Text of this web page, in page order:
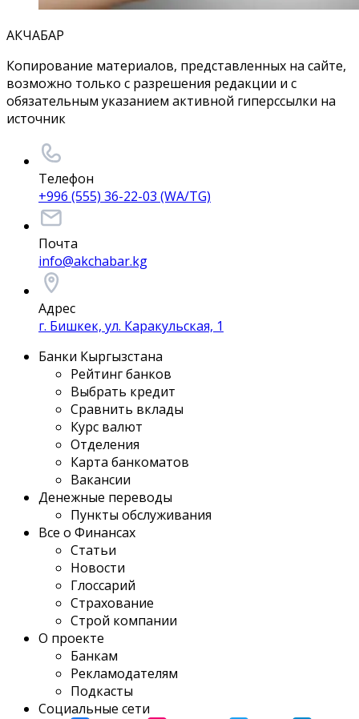
АКЧАБАР
Копирование материалов, представленных на сайте,
возможно только с разрешения редакции и с
обязательным указанием активной гиперссылки на
источник
Телефон
+996 (555) 36-22-03 (WA/TG)
Почта
info@akchabar.kg
Адрес
г. Бишкек, ул. Каракульская, 1
Банки Кыргызстана
Рейтинг банков
Выбрать кредит
Сравнить вклады
Курс валют
Отделения
Карта банкоматов
Вакансии
Денежные переводы
Пункты обслуживания
Все о Финансах
Статьи
Новости
Глоссарий
Страхование
Строй компании
О проекте
Банкам
Рекламодателям
Подкасты
Социальные сети